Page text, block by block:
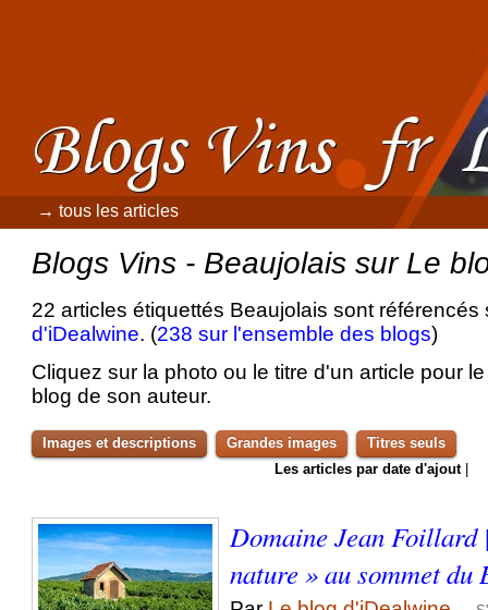
→ tous les articles
Blogs Vins - Beaujolais sur Le
22 articles étiquettés Beaujolais sont
d'iDealwine. (238 sur l'ensemble des blogs)
Cliquez sur la photo ou le titre d'un article pour
blog de son auteur.
Images et descriptions Grandes images
Titres seuls
Les articles par date d'ajout|
Domaine Jean Foillard
nature » au sommet du